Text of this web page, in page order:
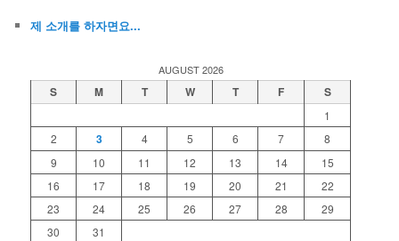
제 소개를 하자면요...
AUGUST 2026
S M T W T F S
1
2
3 4 5 6 7
8
9
10 11 12 13 14
15
16
17 18 19 20 21
22
23
24 25 26 27 28
29
30
31